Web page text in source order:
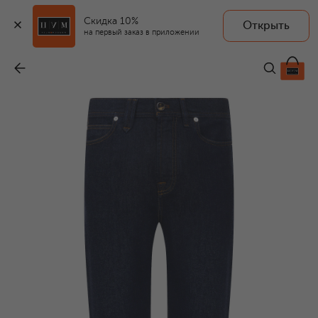
Скидка 10%
на первый заказ в приложении
Открыть
99 500 ₽